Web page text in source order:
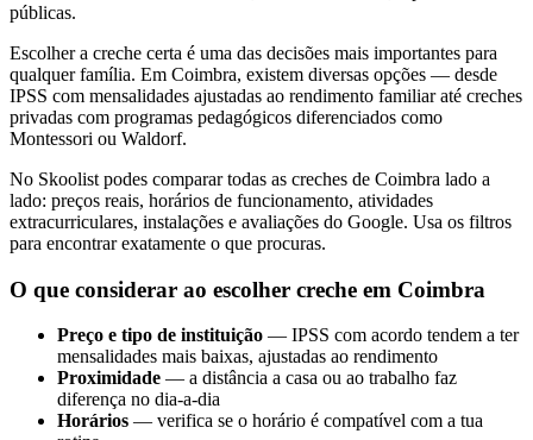
públicas.
Escolher a creche certa é uma das decisões mais importantes para
qualquer família. Em Coimbra, existem diversas opções — desde
IPSS com mensalidades ajustadas ao rendimento familiar até creches
privadas com programas pedagógicos diferenciados como
Montessori ou Waldorf.
No Skoolist podes comparar todas as creches de Coimbra lado a
lado: preços reais, horários de funcionamento, atividades
extracurriculares, instalações e avaliações do Google. Usa os filtros
para encontrar exatamente o que procuras.
O que considerar ao escolher creche em Coimbra
Preço e tipo de instituição — IPSS com acordo tendem a ter
mensalidades mais baixas, ajustadas ao rendimento
Proximidade — a distância a casa ou ao trabalho faz
diferença no dia-a-dia
Horários — verifica se o horário é compatível com a tua